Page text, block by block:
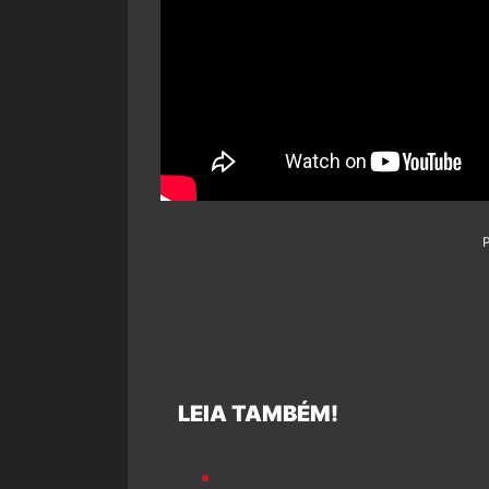
LEIA TAMBÉM!